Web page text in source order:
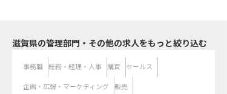
滋賀県の管理部門・その他の求人をもっと絞り込む
事務職 総務・経理・人事 購買 セールス
企画・広報・マーケティング 販売